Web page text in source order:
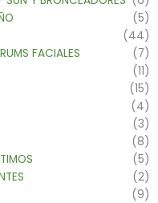
(5)
(44)
FACIALES
(7)
(11)
(15)
(4)
(3)
(8)
(5)
(2)
(9)